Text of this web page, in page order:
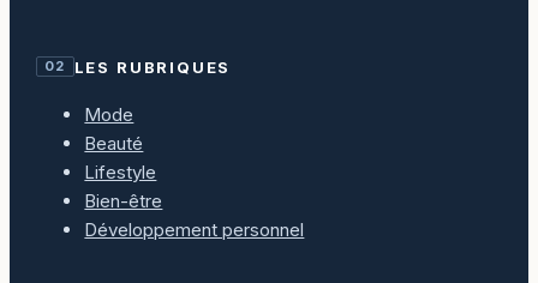
02 LES RUBRIQUES
Mode
Beauté
Lifestyle
Bien-être
Développement personnel